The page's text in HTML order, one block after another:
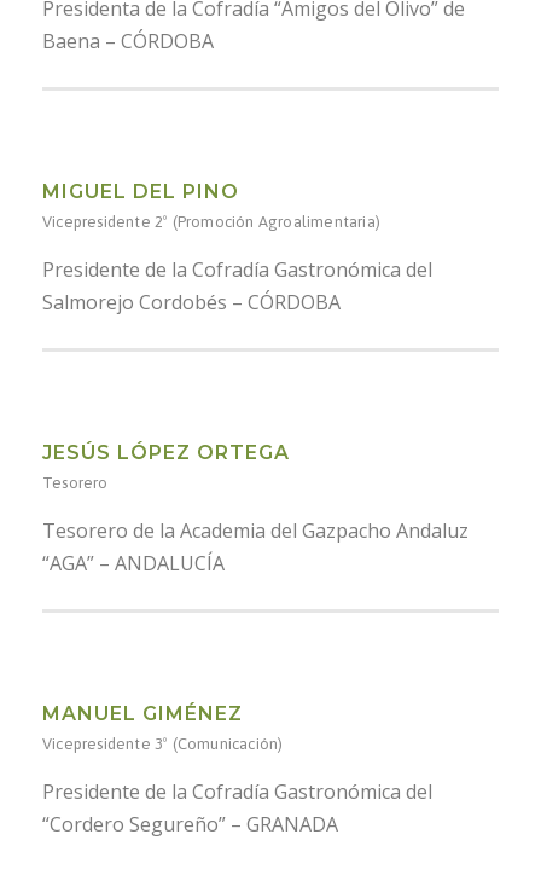
Presidenta de la Cofradía “Amigos del Olivo” de
Baena – CÓRDOBA
MIGUEL DEL PINO
Vicepresidente 2º (Promoción Agroalimentaria)
Presidente de la Cofradía Gastronómica del
Salmorejo Cordobés – CÓRDOBA
JESÚS LÓPEZ ORTEGA
Tesorero
Tesorero de la Academia del Gazpacho Andaluz
“AGA” – ANDALUCÍA
MANUEL GIMÉNEZ
Vicepresidente 3º (Comunicación)
Presidente de la Cofradía Gastronómica del
“Cordero Segureño” – GRANADA